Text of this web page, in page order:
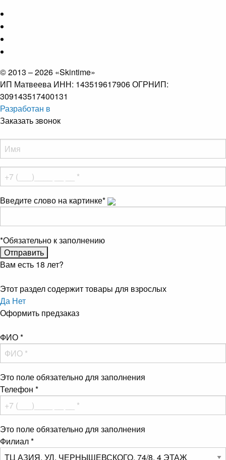
© 2013 – 2026 «Skintime»
ИП Матвеева ИНН: 143519617906 ОГРНИП:
309143517400131
Разработан в
Заказать звонок
Введите слово на картинке*
*Обязательно к заполнению
Вам есть 18 лет?
Этот раздел содержит товары для взрослых
Да Нет
Оформить предзаказ
ФИО*
Это поле обязательно для заполнения
Телефон *
Это поле обязательно для заполнения
Филиал*